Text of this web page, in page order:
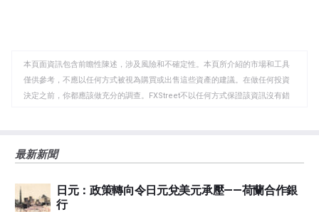
板
本頁面資訊包含前瞻性陳述，涉及風險和不確定性。本頁所介紹的市場和工具
僅供參考，不應以任何方式被視為購買或出售這些資產的建議。在做任何投資
決定之前，你都應該做充分的調查。FXStreet不以任何方式保證該資訊沒有錯
觀點，並不代表FXStreet或其廣告商的官方政策或立場。作者不對本頁連結的
如果文章正文中沒有明確提到，在撰寫本文時，作者在本文中提到的任何股票
中都沒有頭寸，也沒有與文中提到的任何公司有業務關係。除了FXStreet，作
最新新聞
日元：政策轉向令日元兌美元承壓——荷蘭合作銀
行